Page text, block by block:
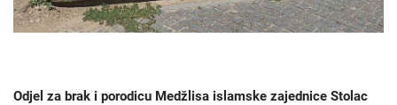
Odjel za brak i porodicu Medžlisa islamske zajednice Stolac